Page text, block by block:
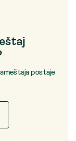
postaje